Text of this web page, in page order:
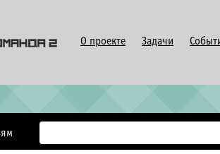
О проекте Задачи